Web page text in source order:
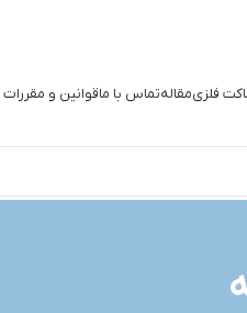
فلزیمقالهتماس با ماقوانین و مقررات